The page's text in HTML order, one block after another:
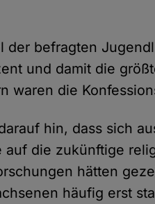
der befragten
und damit die
waren die
hin, dass sich
auf die zukünftige
hätten
häufig erst